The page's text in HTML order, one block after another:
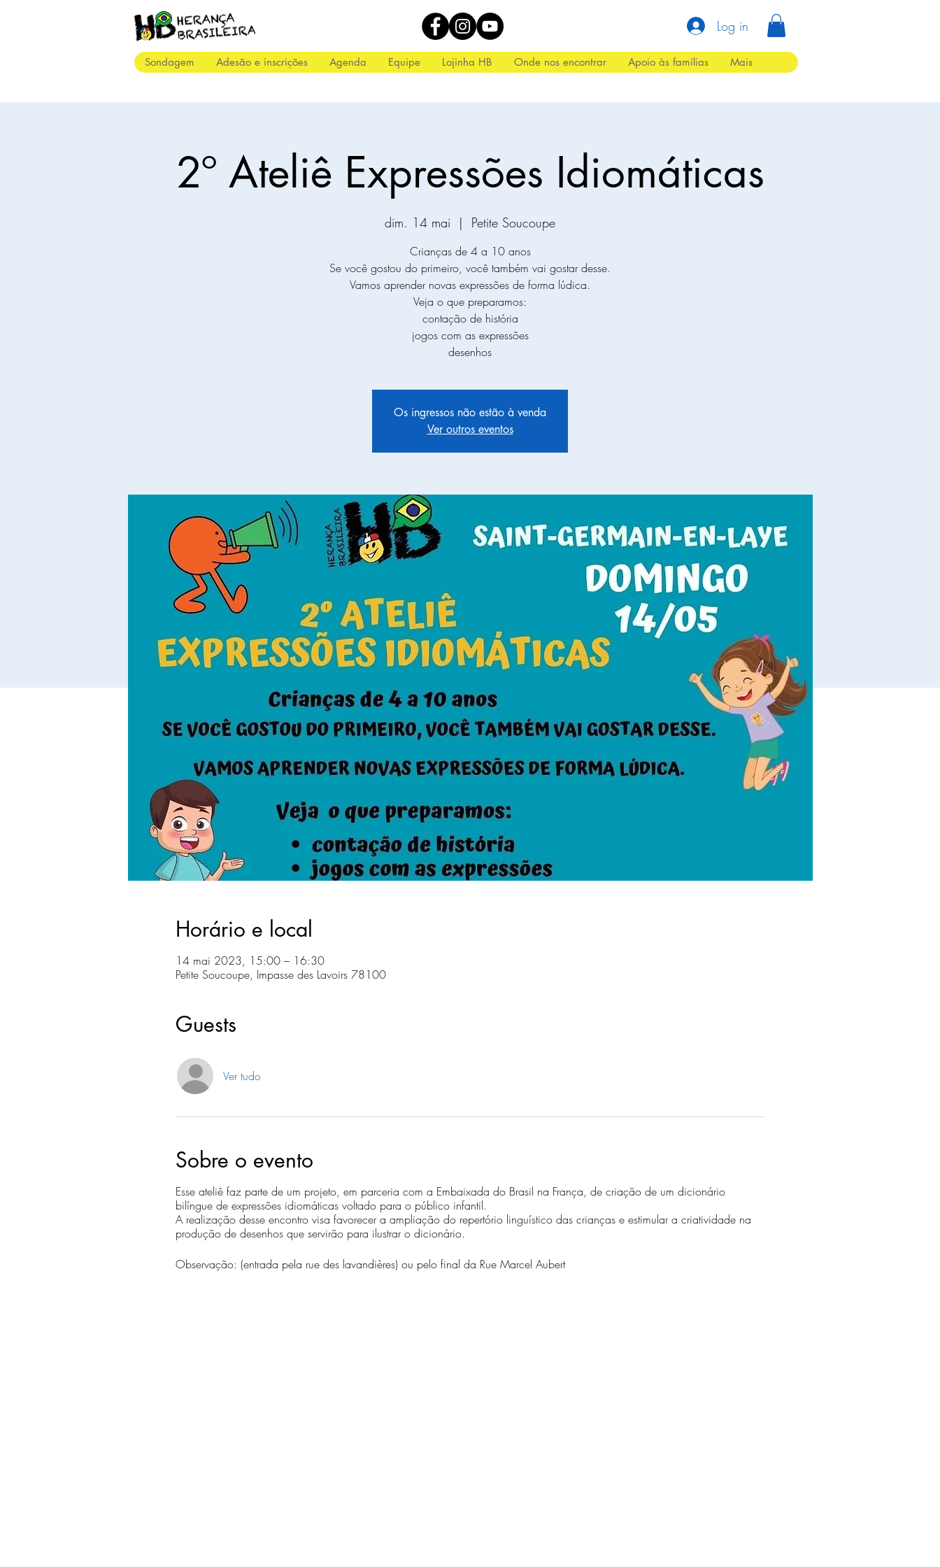
Log in
Sondagem Adesão e inscrições Agenda Equipe Lojinha HB Onde nos encontrar Apoio às famílias Mais
2º Ateliê Expressões Idiomáticas
dim. 14 mai
  |
Petite Soucoupe
Crianças de 4 a 10 anos
Se você gostou do primeiro, você também vai gostar desse.
Vamos aprender novas expressões de forma lúdica.
Veja o que preparamos:
contação de história
jogos com as expressões
desenhos
Os ingressos não estão à venda
Ver outros eventos
Horário e local
14 mai 2023, 15:00 – 16:30
Petite Soucoupe, Impasse des Lavoirs 78100
Guests
Ver tudo
Sobre o evento
Esse ateliê faz parte de um projeto, em parceria com a Embaixada do Brasil na França, de criação de um dicionário
bilíngue de expressões idiomáticas voltado para o público infantil.
A realização desse encontro visa favorecer a ampliação do repertório linguístico das crianças e estimular a criatividade na
produção de desenhos que servirão para ilustrar o dicionário.
Observação: (entrada pela rue des lavandières) ou pelo final da Rue Marcel Aubert